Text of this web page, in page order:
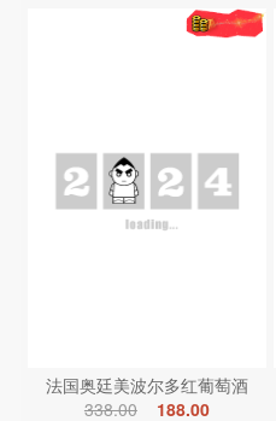
法国奥廷美波尔多红葡萄酒
338.00
188.00